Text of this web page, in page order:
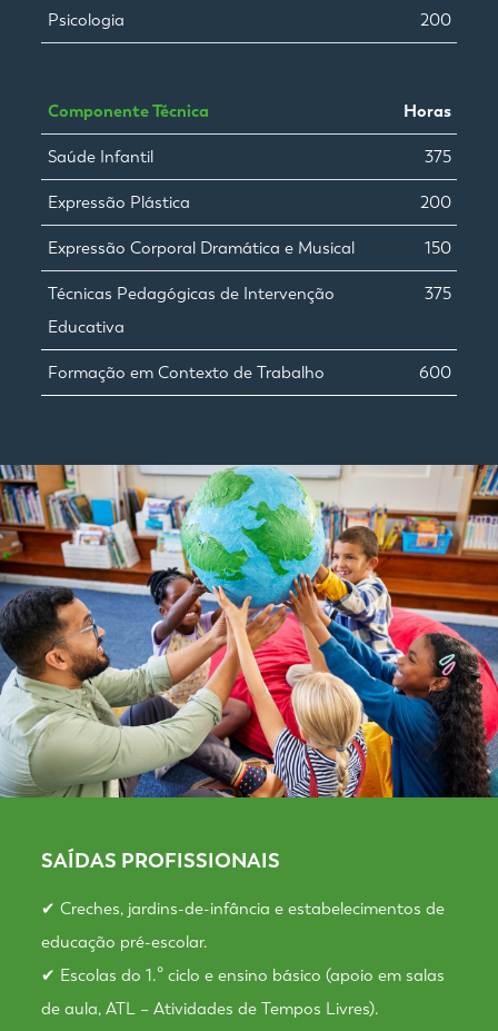
Psicologia 200
Componente Técnica Horas
Saúde Infantil 375
Expressão Plástica 200
Expressão Corporal Dramática e Musical 150
Técnicas Pedagógicas de Intervenção
Educativa
375
Formação em Contexto de Trabalho 600
SAÍDAS PROFISSIONAIS
✔ Creches, jardins-de-infância e estabelecimentos de
educação pré-escolar.
✔ Escolas do 1.º ciclo e ensino básico (apoio em salas
de aula, ATL – Atividades de Tempos Livres).